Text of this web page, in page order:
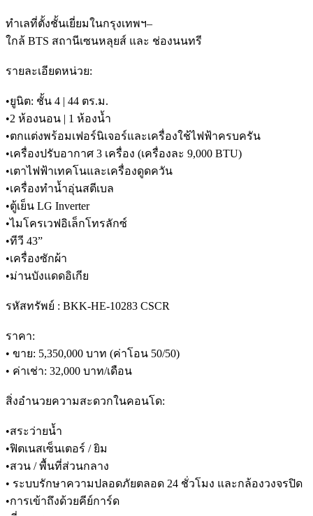
ทำเลที่ตั้งชั้นเยี่ยมในกรุงเทพฯ–
ใกล้ BTS สถานีเซนหลุยส์ และ ช่องนนทรี
รายละเอียดหน่วย:
•ยูนิต: ชั้น 4 | 44 ตร.ม.
•2 ห้องนอน | 1 ห้องน้ำ
•ตกแต่งพร้อมเฟอร์นิเจอร์และเครื่องใช้ไฟฟ้าครบครัน
•เครื่องปรับอากาศ 3 เครื่อง (เครื่องละ 9,000 BTU)
•เตาไฟฟ้าเทคโนและเครื่องดูดควัน
•เครื่องทำน้ำอุ่นสตีเบล
•ตู้เย็น LG Inverter
•ไมโครเวฟอิเล็กโทรลักซ์
•ทีวี 43”
•เครื่องซักผ้า
•ม่านบังแดดอิเกีย
รหัสทรัพย์ : BKK-HE-10283 CSCR
ราคา:
• ขาย: 5,350,000 บาท (ค่าโอน 50/50)
• ค่าเช่า: 32,000 บาท/เดือน
สิ่งอำนวยความสะดวกในคอนโด:
•สระว่ายน้ำ
•ฟิตเนสเซ็นเตอร์ / ยิม
•สวน / พื้นที่ส่วนกลาง
• ระบบรักษาความปลอดภัยตลอด 24 ชั่วโมง และกล้องวงจรปิด
•การเข้าถึงด้วยคีย์การ์ด